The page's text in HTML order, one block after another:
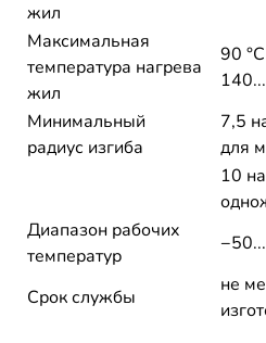
жил
Максимальная
температура нагрева
жил
90
Минимальный
радиус изгиба
7,5
для
10
Диапазон рабочих
температур
Срок службы
не